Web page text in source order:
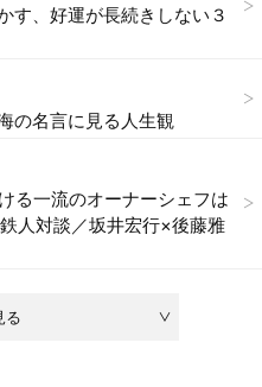
る
す、好運が長続きしない３
の名言に見る人生観
る一流のオーナーシェフは
人対談／坂井宏行×後藤雅